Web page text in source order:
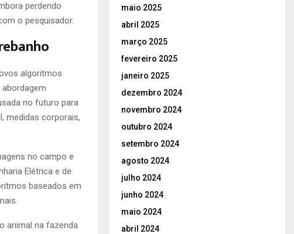
perdendo
o pesquisador.
algoritmos
no futuro para
medidas corporais,
no campo e
Elétrica e de
baseados em
animal na fazenda
maio 2025
abril 2025
março 2025
fevereiro 2025
janeiro 2025
dezembro 2024
novembro 2024
outubro 2024
setembro 2024
agosto 2024
julho 2024
junho 2024
maio 2024
abril 2024